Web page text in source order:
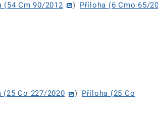
(54 Cm 90/2012 ) Příloha (6 Cmo 65/
(25 Co 227/2020 ) Příloha (25 Co